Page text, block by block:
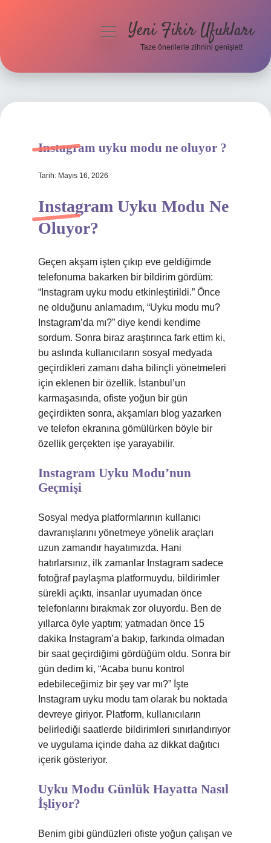
Hakkımızda
menüyüYeni Fikir Ufukları
Taze önerilerle zihnini genişlet!
Instagram uyku modu ne oluyor ?
Tarih: Mayıs 16, 2026
Instagram Uyku Modu Ne
Oluyor?
Geçen akşam işten çıkıp eve geldiğimde
telefonuma bakarken bir bildirim gördüm:
“Instagram uyku modu etkinleştirildi.” Önce
ne olduğunu anlamadım, “Uyku modu mu?
Instagram’da mı?” diye kendi kendime
sordum. Sonra biraz araştırınca fark ettim ki,
bu aslında kullanıcıların sosyal medyada
geçirdikleri zamanı daha bilinçli yönetmeleri
için eklenen bir özellik. İstanbul’un
karmaşasında, ofiste yoğun bir gün
geçirdikten sonra, akşamları blog yazarken
ve telefon ekranına gömülürken böyle bir
özellik gerçekten işe yarayabilir.
Instagram Uyku Modu’nun
Geçmişi
Sosyal medya platformlarının kullanıcı
davranışlarını yönetmeye yönelik araçları
uzun zamandır hayatımızda. Hani
hatırlarsınız, ilk zamanlar Instagram sadece
fotoğraf paylaşma platformuydu, bildirimler
sürekli açıktı, insanlar uyumadan önce
telefonlarını bırakmak zor oluyordu. Ben de
yıllarca öyle yaptım; yatmadan önce 15
dakika Instagram’a bakıp, farkında olmadan
bir saat geçirdiğimi gördüğüm oldu. Sonra bir
gün dedim ki, “Acaba bunu kontrol
edebileceğimiz bir şey var mı?” İşte
Instagram uyku modu tam olarak bu noktada
devreye giriyor. Platform, kullanıcıların
belirlediği saatlerde bildirimleri sınırlandırıyor
ve uygulama içinde daha az dikkat dağıtıcı
içerik gösteriyor.
Uyku Modu Günlük Hayatta Nasıl
İşliyor?
Benim gibi gündüzleri ofiste yoğun çalışan ve